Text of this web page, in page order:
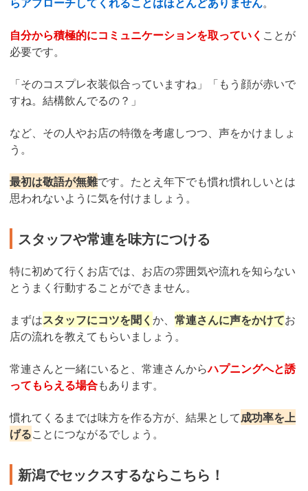
自分から積極的にコミュニケーションを取っていく ことが
必要です。
「そのコスプレ衣装似合っていますね」「もう顔が赤いで
すね。結構飲んでるの？」
など、その人やお店の特徴を考慮しつつ、声をかけましょ
う。
最初は敬語が無難です。たとえ年下でも慣れ慣れしいとは
思われないように気を付けましょう。
スタッフや常連を味方につける
特に初めて行くお店では、お店の雰囲気や流れを知らない
とうまく行動することができません。
まずはスタッフにコツを聞く か、 常連さんに声をかけてお
店の流れを教えてもらいましょう。
常連さんと一緒にいると、常連さんからハプニングへと誘
ってもらえる場合もあります。
慣れてくるまでは味方を作る方が、結果として成功率を上
げることにつながるでしょう。
新潟でセックスするならこちら！